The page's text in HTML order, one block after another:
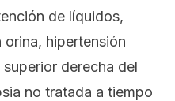
de líquidos,
hipertensión
derecha del
no tratada a tiempo